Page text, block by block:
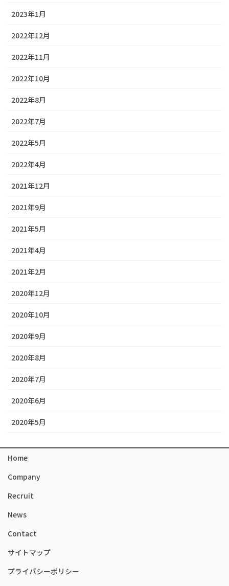
2023年1月
2022年12月
2022年11月
2022年10月
2022年8月
2022年7月
2022年5月
2022年4月
2021年12月
2021年9月
2021年5月
2021年4月
2021年2月
2020年12月
2020年10月
2020年9月
2020年8月
2020年7月
2020年6月
2020年5月
Home
Company
Recruit
News
Contact
サイトマップ
プライバシーポリシー